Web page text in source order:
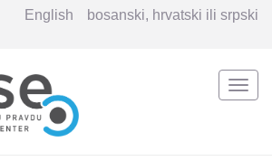
English bosanski, hrvatski ili srpski